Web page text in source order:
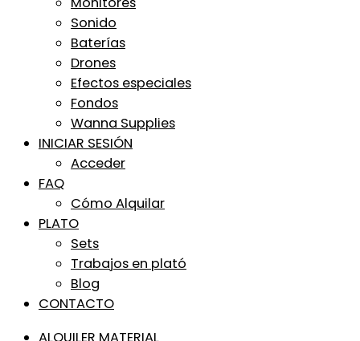
Sonido
Baterías
Drones
Efectos especiales
Fondos
Wanna Supplies
INICIAR SESIÓN
Acceder
FAQ
Cómo Alquilar
PLATO
Sets
Trabajos en plató
Blog
CONTACTO
ALQUILER MATERIAL